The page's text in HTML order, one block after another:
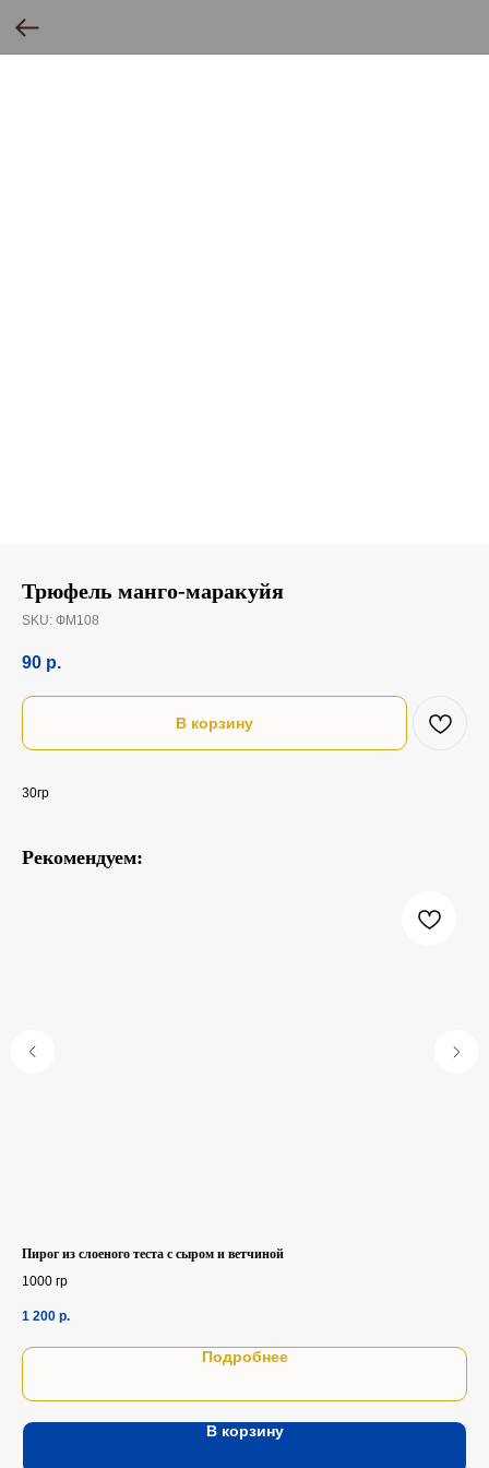
Трюфель манго-маракуйя
SKU: ФМ108
90 р.
В корзину
30гр
Рекомендуем:
Пирог из слоеного теста с сыром и ветчиной
1000 гр
1 200 р.
Подробнее
В корзину